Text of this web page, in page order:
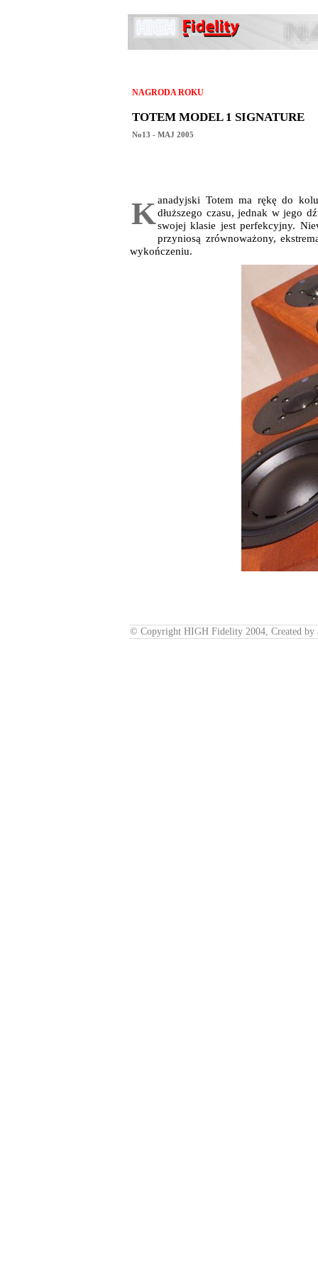
NAGRODA ROKU
TOTEM MODEL 1 SIGNATURE
No13 - MAJ 2005
Kanadyjski Totem ma rękę do
dłuższego czasu, jednak w jego
swojej klasie jest perfekcyjny.
przyniosą zrównoważony,
wykończeniu.
© Copyright HIGH Fidelity 2004, Created by